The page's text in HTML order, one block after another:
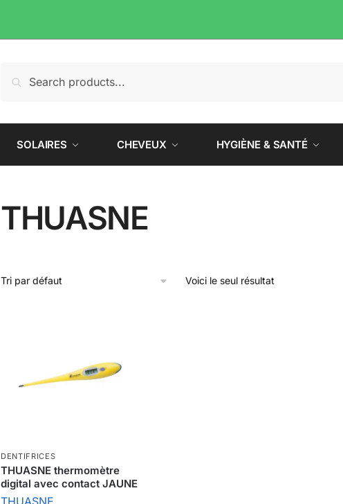
pour :
SOLAIRES CHEVEUX HYGIÈNE & SANTÉ
THUASNE
Voici le seul résultat
DENTIFRICES
THUASNE thermomètre
digital avec contact JAUNE
THUASNE